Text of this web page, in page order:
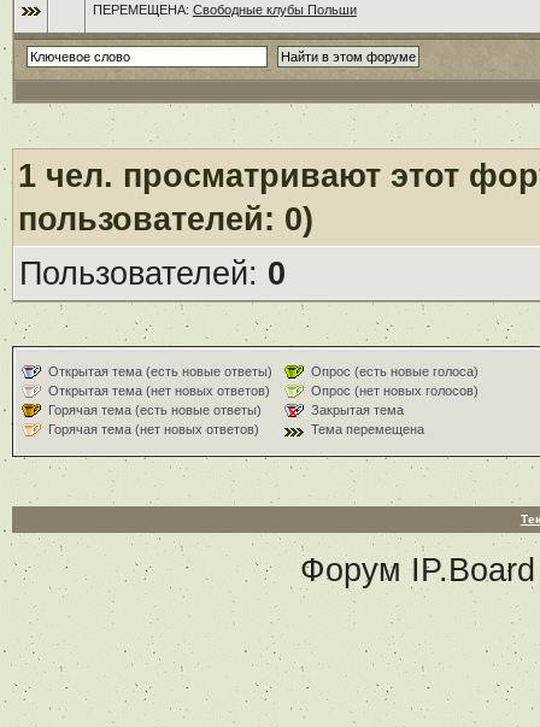
ПЕРЕМЕЩЕНА: Свободные клубы Польши
1чел. просматривают этот
пользователей: 0)
Пользователей: 0
Открытая тема (есть новые ответы)
Открытая тема (нет новых ответов)
Горячая тема (есть новые ответы)
Горячая тема (нет новых ответов)
Опрос (есть новые голоса)
Опрос (нет новых голосов)
Закрытая тема
Тема перемещена
Форум IP.Board